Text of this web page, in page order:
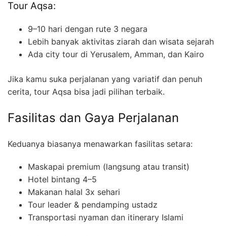
Tour Aqsa:
9–10 hari dengan rute 3 negara
Lebih banyak aktivitas ziarah dan wisata sejarah
Ada city tour di Yerusalem, Amman, dan Kairo
Jika kamu suka perjalanan yang variatif dan penuh
cerita, tour Aqsa bisa jadi pilihan terbaik.
Fasilitas dan Gaya Perjalanan
Keduanya biasanya menawarkan fasilitas setara:
Maskapai premium (langsung atau transit)
Hotel bintang 4–5
Makanan halal 3x sehari
Tour leader & pendamping ustadz
Transportasi nyaman dan itinerary Islami